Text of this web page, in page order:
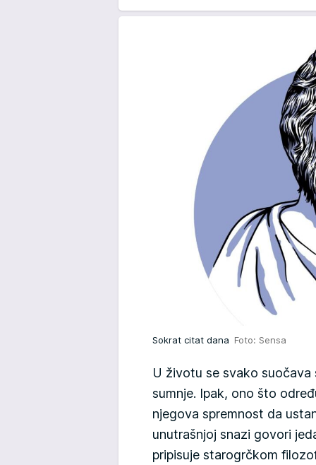
Sokrat citat dana Foto: Sensa
U životu se svako suočava
sumnje. Ipak, ono što
njegova spremnost da
unutrašnjoj snazi govori
pripisuje starogrčkom